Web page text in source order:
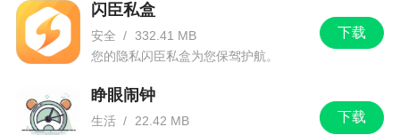
下载
闪臣私盒
安全 / 332.41 MB
您的隐私闪臣私盒为您保驾护航。
下载
睁眼闹钟
生活 /
22.42 MB